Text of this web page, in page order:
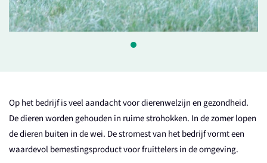
Op het bedrijf is veel aandacht voor dierenwelzijn en gezondheid.
De dieren worden gehouden in ruime strohokken. In de zomer lopen
de dieren buiten in de wei. De stromest van het bedrijf vormt een
waardevol bemestingsproduct voor fruittelers in de omgeving.